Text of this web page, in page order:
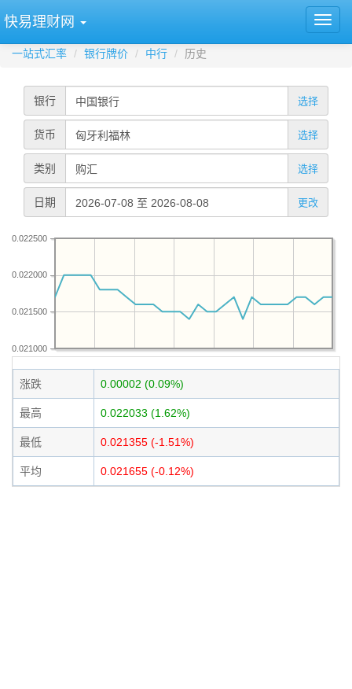
快易理财网
一站式汇率 银行牌价 中行 历史
银行 选择
货币 选择
类别 选择
日期 更改
0.021000
0.021500
0.022000
0.022500
涨跌 0.00002 (0.09%)
最高 0.022033 (1.62%)
最低 0.021355 (-1.51%)
平均 0.021655 (-0.12%)